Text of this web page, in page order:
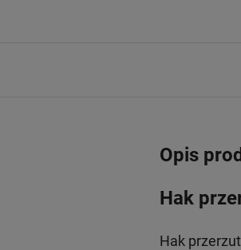
Opis
Hak
Hak